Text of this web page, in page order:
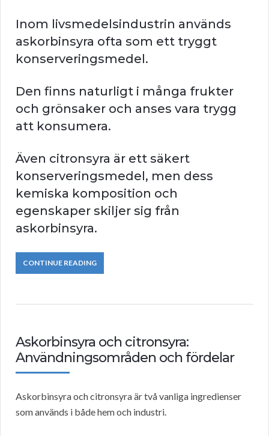
Inom livsmedelsindustrin används
askorbinsyra ofta som ett tryggt
konserveringsmedel.
Den finns naturligt i många frukter
och grönsaker och anses vara trygg
att konsumera.
Även citronsyra är ett säkert
konserveringsmedel, men dess
kemiska komposition och
egenskaper skiljer sig från
askorbinsyra.
CONTINUE READING
Askorbinsyra och citronsyra:
Användningsområden och fördelar
Askorbinsyra och citronsyra är två vanliga ingredienser
som används i både hem och industri.